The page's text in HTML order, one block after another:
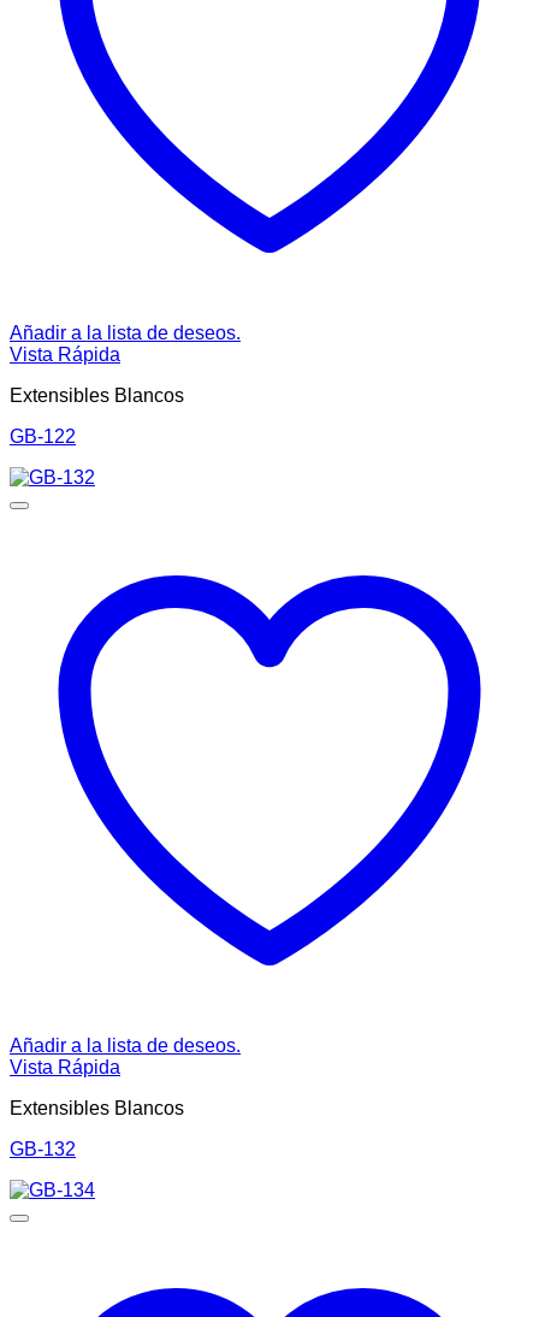
Añadir a la lista de deseos.
Vista Rápida
Extensibles Blancos
GB-122
Añadir a la lista de deseos.
Vista Rápida
Extensibles Blancos
GB-132